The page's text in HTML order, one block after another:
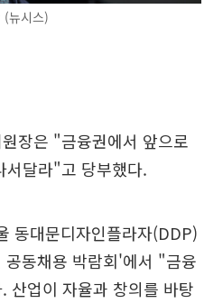
뉴시스)
장은 "금융권에서 앞으로
서달라"고 당부했다.
동대문디자인플라자(DDP)
동채용 박람회'에서 "금융
산업이 자율과 창의를 바탕